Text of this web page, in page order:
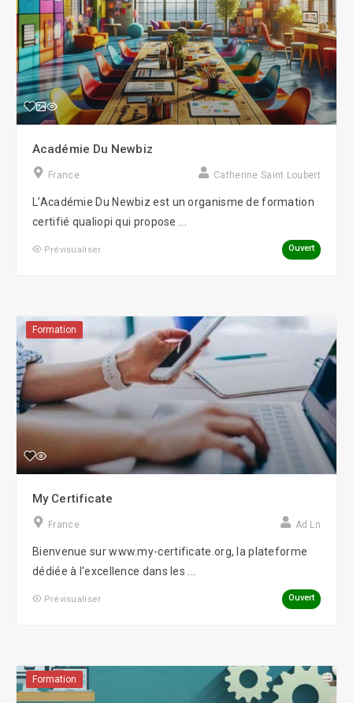
Académie Du Newbiz
France Catherine Saint Loubert
L’Académie Du Newbiz est un organisme de formation
certifié qualiopi qui propose ...
Prévisualiser Ouvert
Formation
My Certificate
France Ad Ln
Bienvenue sur www.my-certificate.org, la plateforme
dédiée à l'excellence dans les ...
Prévisualiser Ouvert
Formation